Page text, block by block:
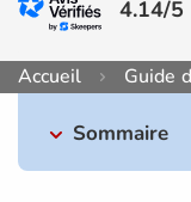
4.14/5
Accueil Guide
Sommaire